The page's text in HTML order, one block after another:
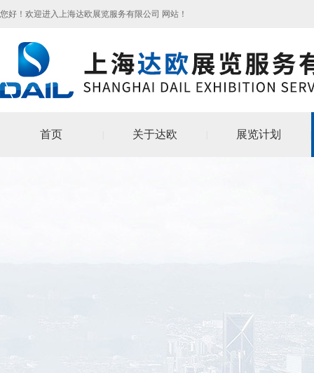
您好！欢迎进入上海达欧展览服务有限公司网站！
首页 关于达欧 展览计划